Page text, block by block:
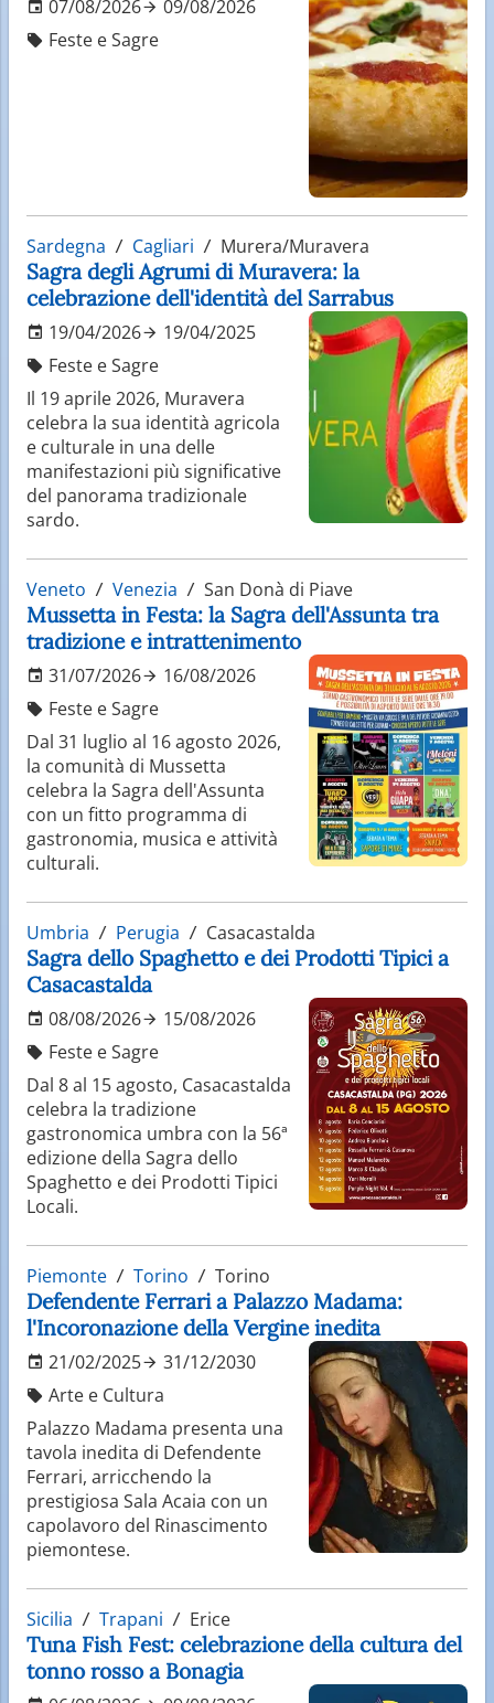
07/08/2026
09/08/2026
Feste e Sagre
Sardegna Cagliari Murera/Muravera
Sagra degli Agrumi di Muravera: la
celebrazione dell'identità del Sarrabus
19/04/2026
19/04/2025
Feste e Sagre
Il 19 aprile 2026, Muravera
celebra la sua identità agricola
e culturale in una delle
manifestazioni più significative
del panorama tradizionale
sardo.
Veneto Venezia San Donà di Piave
Mussetta in Festa: la Sagra dell'Assunta tra
tradizione e intrattenimento
31/07/2026
16/08/2026
Feste e Sagre
Dal 31 luglio al 16 agosto 2026,
la comunità di Mussetta
celebra la Sagra dell'Assunta
con un fitto programma di
gastronomia, musica e attività
culturali.
Umbria Perugia Casacastalda
Sagra dello Spaghetto e dei Prodotti Tipici a
Casacastalda
08/08/2026
15/08/2026
Feste e Sagre
Dal 8 al 15 agosto, Casacastalda
celebra la tradizione
gastronomica umbra con la 56ª
edizione della Sagra dello
Spaghetto e dei Prodotti Tipici
Locali.
Piemonte Torino Torino
Defendente Ferrari a Palazzo Madama:
l'Incoronazione della Vergine inedita
21/02/2025
31/12/2030
Arte e Cultura
Palazzo Madama presenta una
tavola inedita di Defendente
Ferrari, arricchendo la
prestigiosa Sala Acaia con un
capolavoro del Rinascimento
piemontese.
Sicilia Trapani Erice
Tuna Fish Fest: celebrazione della cultura del
tonno rosso a Bonagia